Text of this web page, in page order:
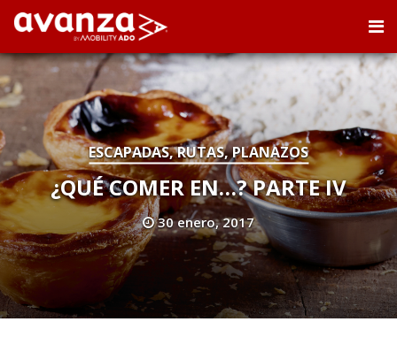
ESCAPADAS, RUTAS, PLANAZOS
¿QUÉ COMER EN…? PARTE IV
30 enero, 2017